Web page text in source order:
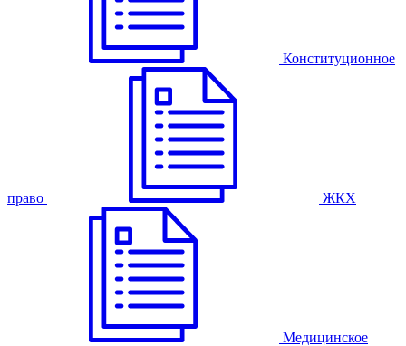
Конституционное
право ЖКХ
Медицинское